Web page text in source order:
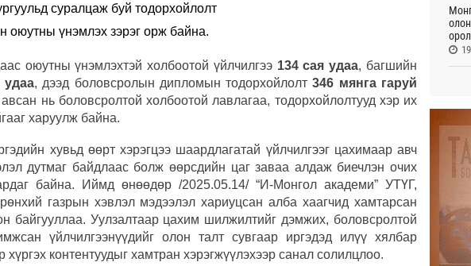
суралцаж буй тодорхойлолт
оюутны үнэмлэх зэрэг орж байна.
оюутны үнэмлэхтэй холбоотой үйлчилгээ 134 сая удаа, багшийн
удаа, дээд боловсролын дипломын тодорхойлолт346 мянга гаруй
авсан нь боловсролтой холбоотой лавлагаа, тодорхойлолтууд хэр их
харуулж байна.
хувьд өөрт хэрэгцээ шаардлагатай үйлчилгээг цахимаар авч
дутмаг байдлаас болж өөрсдийн цаг заваа алдаж биечлэн очих
байна. Иймд өнөөдөр /2025.05.14/ “И-Монгол академи” УТҮГ,
газрын хэвлэл мэдээлэл хариуцсан алба хаагчид хамтарсан
байгууллаа. Уулзалтаар цахим шилжилтийг дэмжих, боловсролтой
үйлчилгээнүүдийг олон талт сувгаар иргэдэд илүү хялбар
хүргэх контентуудыг хамтран хэрэгжүүлэхээр санал солилцлоо.